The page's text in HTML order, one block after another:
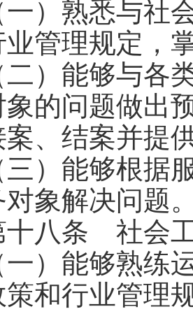
熟悉与社会
业管理规定，
能够与各类
象的问题做出
、结案并提
能够根据服
象解决问题
条 社会工
能够熟练运
策和行业管理